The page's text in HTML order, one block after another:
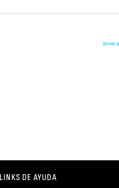
Volver a
LINKS DE AYUDA